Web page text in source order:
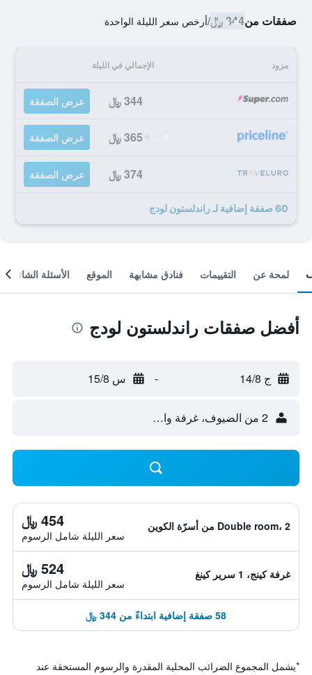
صفقات من344 ﷼ /أرخص سعر الليلة الواحدة
مزود الإجمالي في الليلة
344 ﷼ عرض الصفقة
365 ﷼ عرض الصفقة
374 ﷼ عرض الصفقة
60 صفقة إضافية لـ راندلستون لودج
لمحة عن التقييمات فنادق مشابهة الموقع الأسئلة الشائعة
أفضل صفقات راندلستون لودج
ج 14/8 - س 15/8
2 من الضيوف، غرفة واحدة
Double room، 2 من أسرّة الكوين 454 ﷼
سعر الليلة شامل الرسوم
غرفة كينج، 1 سرير كينغ 524 ﷼
سعر الليلة شامل الرسوم
58 صفقة إضافية ابتداءً من 344 ﷼
*يشمل المجموع الضرائب المحلية المقدرة والرسوم المستحقة عند